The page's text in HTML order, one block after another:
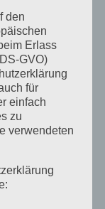
den
Erlass
GVO)
für
einfach
zu
verwendeten